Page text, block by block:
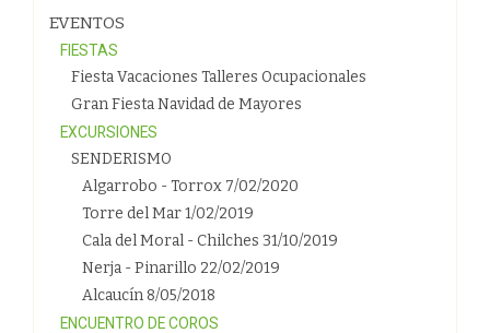
EVENTOS
FIESTAS
Fiesta Vacaciones Talleres Ocupacionales
Gran Fiesta Navidad de Mayores
EXCURSIONES
SENDERISMO
Algarrobo - Torrox 7/02/2020
Torre del Mar 1/02/2019
Cala del Moral - Chilches 31/10/2019
Nerja - Pinarillo 22/02/2019
Alcaucín 8/05/2018
ENCUENTRO DE COROS